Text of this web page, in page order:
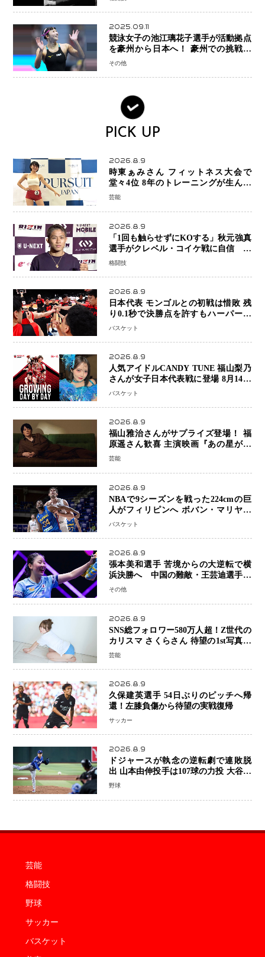
2025.09.11
競泳女子の池江璃花子選手が活動拠点
を豪州から日本へ！ 豪州での挑戦を
糧に、28年ロサンゼルス五輪へ再始動
その他
PICK UP
2026.8.9
時東ぁみさん フィットネス大会で
堂々4位 8年のトレーニングが生んだ
健康美「4位になってホッとしていま
芸能
2026.8.9
「1回も触らせずにKOする」秋元強真
選手がクレベル・コイケ戦に自信 青
木真也と2カ月の寝技対策「引き込ま
格闘技
2026.8.9
日本代表 モンゴルとの初戦は惜敗 残
り0.1秒で決勝点を許すもハーパージ
ュニア15得点 カーク18得点と存在感
バスケット
2026.8.9
人気アイドルCANDY TUNE 福山梨乃
さんが女子日本代表戦に登場 8月14日
「三井不動産カップ」でスペシャルゲ
バスケット
2026.8.9
福山雅治さんがサプライズ登場！ 福
原遥さん歓喜 主演映画『あの星が降
る丘で、君とまた出会いたい。』舞台
芸能
2026.8.9
NBAで9シーズンを戦った224cmの巨
人がフィリピンへ ボバン・マリヤノ
ビッチ ジョーンズカップで新たな挑
バスケット
2026.8.9
張本美和選手 苦境からの大逆転で横
浜決勝へ 中国の難敵・王芸迪選手を
撃破「ここからまた行くぞ」兄・智和
その他
2026.8.9
SNS総フォロワー580万人超！Z世代の
カリスマ さくらさん 待望の1st写真集
が11月5日発売決定 沖縄で“今しか残
芸能
2026.8.9
久保建英選手 54日ぶりのピッチへ帰
還！左膝負傷から待望の実戦復帰
サッカー
2026.8.9
ドジャースが執念の逆転劇で連敗脱
出 山本由伸投手は107球の力投 大谷翔
平選手が延長10回に勝利を呼び込む一
野球
芸能
格闘技
野球
サッカー
バスケット